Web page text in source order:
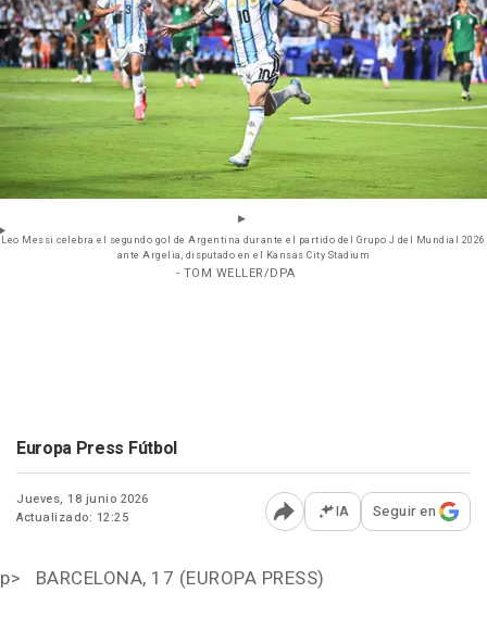
Leo Messi celebra el segundo gol de Argentina durante el partido del Grupo J del Mundial 2026
ante Argelia, disputado en el Kansas City Stadium
- TOM WELLER/DPA
Europa Press Fútbol
Jueves, 18 junio 2026
Actualizado: 12:25
Abrir opciones para
IA Seguir en
p> BARCELONA, 17 (EUROPA PRESS)